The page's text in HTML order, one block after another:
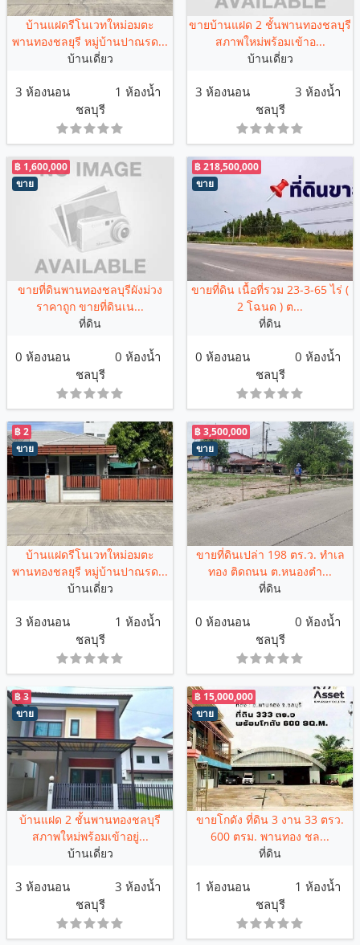
บ้านแฝดรีโนเวทใหม่อมตะ
พานทองชลยุรี หมู่บ้านปาณรด...
บ้านเดี่ยว
3 ห้องนอน
1 ห้องน้ำ
ชลบุรี
ขายบ้านแฝด 2 ชั้นพานทองชลบุรี
สภาพใหม่พร้อมเข้าอ...
บ้านเดี่ยว
3 ห้องนอน
3 ห้องน้ำ
ชลบุรี
ขาย
฿ 1,600,000
ขายที่ดินพานทองชลบุรีผังม่วง
ราคาถูก ขายที่ดินเน...
ที่ดิน
0 ห้องนอน
0 ห้องน้ำ
ชลบุรี
ขาย
฿ 218,500,000
ขายที่ดิน เนื้อที่รวม 23-3-65 ไร่ (
2 โฉนด ) ต...
ที่ดิน
0 ห้องนอน
0 ห้องน้ำ
ชลบุรี
ขาย
฿ 2
บ้านแฝดรีโนเวทใหม่อมตะ
พานทองชลยุรี หมู่บ้านปาณรด...
บ้านเดี่ยว
3 ห้องนอน
1 ห้องน้ำ
ชลบุรี
ขาย
฿ 3,500,000
ขายที่ดินเปล่า 198 ตร.ว. ทำเล
ทอง ติดถนน ต.หนองตำ...
ที่ดิน
0 ห้องนอน
0 ห้องน้ำ
ชลบุรี
ขาย
฿ 3
บ้านแฝด 2 ชั้นพานทองชลบุรี
สภาพใหม่พร้อมเข้าอยู่...
บ้านเดี่ยว
3 ห้องนอน
3 ห้องน้ำ
ชลบุรี
ขาย
฿ 15,000,000
ขายโกดัง ที่ดิน 3 งาน 33 ตรว.
600 ตรม. พานทอง ชล...
ที่ดิน
1 ห้องนอน
1 ห้องน้ำ
ชลบุรี